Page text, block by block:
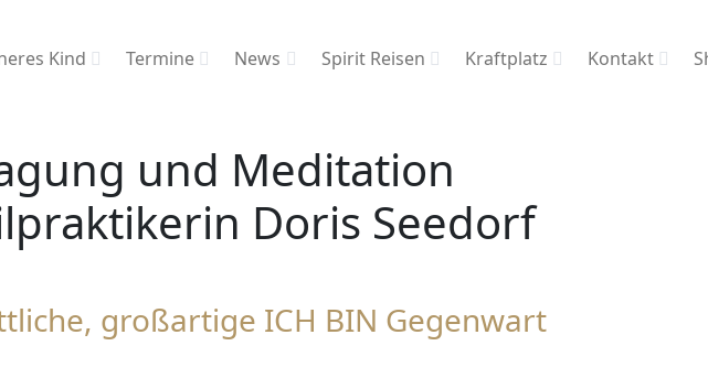
Kind Termine News Spirit Reisen Kraftplatz Kontakt
und Meditation
Doris Seedorf
großartige ICH BIN Gegenwart